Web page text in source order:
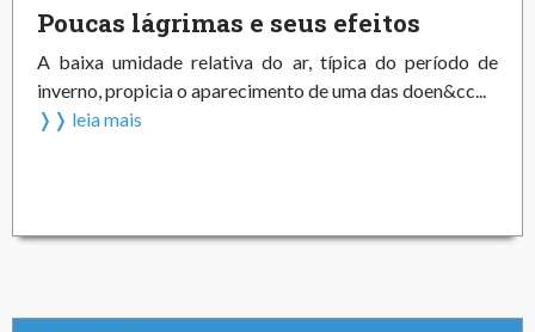
Poucas lágrimas e seus efeitos
A baixa umidade relativa do ar, típica do período de
inverno, propicia o aparecimento de uma das doen&cc...
❭❭ leia mais